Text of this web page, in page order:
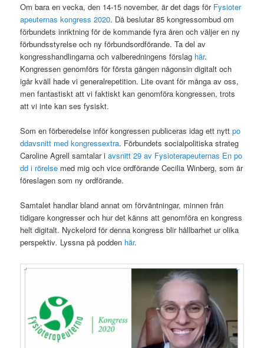
Om bara en vecka, den 14-15 november, är det dags för Fysioter
apeuternas kongress 2020. Då beslutar 85 kongressombud om
förbundets inriktning för de kommande fyra åren och väljer en ny
förbundsstyrelse och ny förbundsordförande. Ta del av
kongresshandlingarna och valberedningens förslag här.
Kongressen genomförs för första gången någonsin digitalt och
igår kväll hade vi generalrepetition. Lite ovant för många av oss,
men fantastiskt att vi faktiskt kan genomföra kongressen, trots
att vi inte kan ses fysiskt.
Som en förberedelse inför kongressen publiceras idag ett nyttpo
ddavsnitt med kongressextra. Förbundets socialpolitiska strateg
Caroline Agrell samtalar iavsnitt 29 av Fysioterapeuternas En po
dd i rörelse med mig och vice ordförande Cecilia Winberg, som är
föreslagen som ny ordförande.
Samtalet handlar bland annat om förväntningar, minnen från
tidigare kongresser och hur det känns att genomföra en kongress
helt digitalt. Nyckelord för denna kongress blir hållbarhet ur olika
perspektiv. Lyssna på podden här.